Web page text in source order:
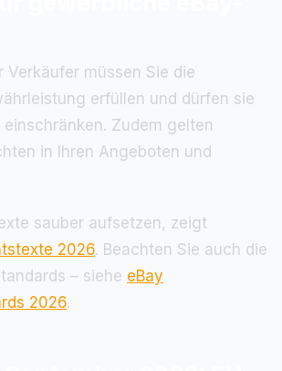
Verkäufer müssen Sie die
erfüllen und dürfen sie
Zudem gelten
in Ihren Angeboten und
sauber aufsetzen, zeigt
2026. Beachten Sie auch die
– siehe eBay
2026.